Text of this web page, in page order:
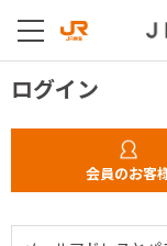
ログイン
会員のお客